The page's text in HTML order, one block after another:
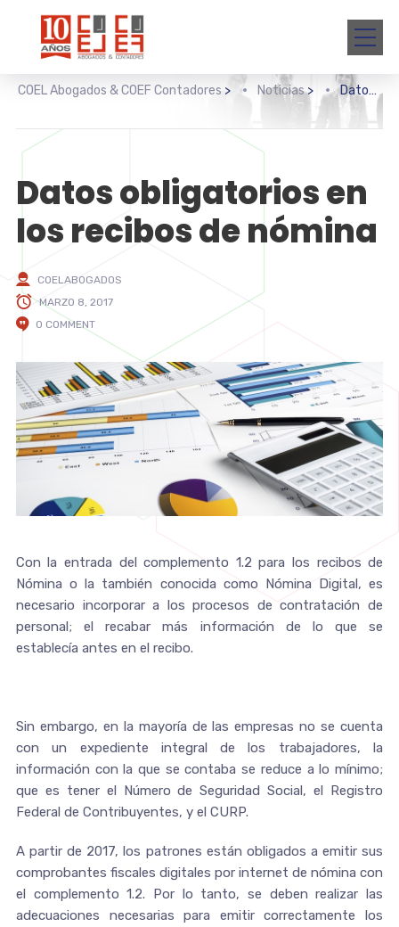
COEL Abogados & COEF Contadores > Noticias> Datos obligatorios en los recibos de nómina
Datos obligatorios en
los recibos de nómina
COELABOGADOS
MARZO 8, 2017
0 COMMENT
Con la entrada del complemento 1.2 para los recibos de
Nómina o la también conocida como Nómina Digital, es
necesario incorporar a los procesos de contratación de
personal; el recabar más información de lo que se
establecía antes en el recibo.
Sin embargo, en la mayoría de las empresas no se cuenta
con un expediente integral de los trabajadores, la
información con la que se contaba se reduce a lo mínimo;
que es tener el Número de Seguridad Social, el Registro
Federal de Contribuyentes, y el CURP.
A partir de 2017, los patrones están obligados a emitir sus
comprobantes fiscales digitales por internet de nómina con
el complemento 1.2. Por lo tanto, se deben realizar las
adecuaciones necesarias para emitir correctamente los